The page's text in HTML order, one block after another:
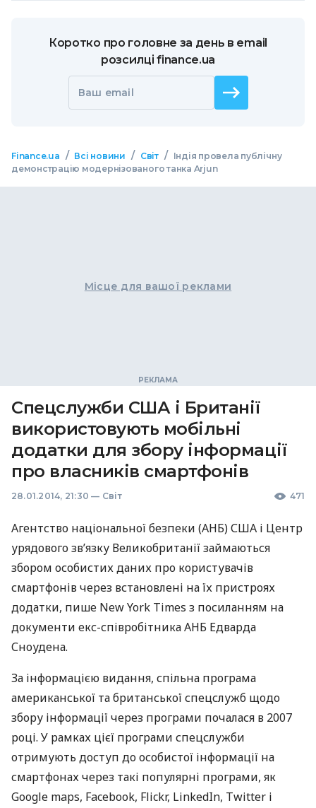
Коротко про головне за день в email
розсилці finance.ua
Ваш email
Finance.ua / Всі новини / Світ /
Індія провела публічну
демонстрацію модернізованого танка Arjun
Місце для вашої реклами
Спецслужби США і Британії
використовують мобільні
додатки для збору інформації
про власників смартфонів
28.01.2014, 21:30 — Світ 471
Агентство національної безпеки (АНБ)США і Центр
урядового зв’язку Великобританії займаються
збором особистих даних про користувачів
смартфонів через встановлені на їх пристроях
додатки, пише New York Times з посиланням на
документи екс-співробітникаАНБ Едварда
Сноудена.
За інформацією видання, спільна програма
американської та британської спецслужб щодо
збору інформації через програми почалася в 2007
році. У рамках цієї програми спецслужби
отримують доступ до особистої інформації на
смартфонах через такі популярні програми, як
Google maps, Facebook, Flickr, LinkedIn, Twitter і